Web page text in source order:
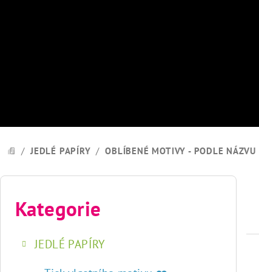
DOMŮ
/ JEDLÉ PAPÍRY / OBLÍBENÉ MOTIVY - PODLE NÁZVU
P
Přeskočit
kategorie
Kategorie
JEDLÉ PAPÍRY